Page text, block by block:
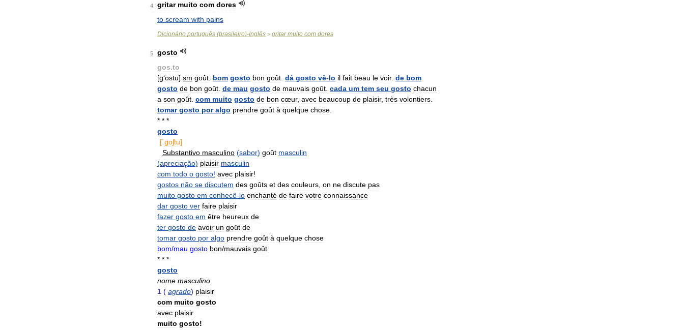
4 gritar muito com dores
to scream with pains
Dicionário português (brasileiro)-Inglês > gritar muito com dores
5
gosto
gos.to
[g‘ostu] sm goût bom gosto bon goût dá gosto vê-lo il fait beau le voir. de bom
gosto de bon goût de mau gosto de mauvais goût cada um tem seu gosto chacun
a son goût com muito gosto de bon cœur, avec beaucoup de plaisir, très volontiers
tomar gosto por algo prendre goût à quelque chose
* * *
gosto
[`goʃtu]
Substantivo masculino (sabor) goût masculin
(apreciação) plaisir masculin
com todo o gosto! avec plaisir!
gostos não se discutem des goûts et des couleurs on ne discute pas
muito gosto em conhecê-lo enchanté de faire votre connaissance
dar gosto ver faire plaisir
fazer gosto em être heureux de
ter gosto de avoir un goût de
tomar gosto por algo prendre goût à quelque chose
bom/mau gosto bon/mauvais goût
* * *
gosto
nome masculino
1 ( agrado) plaisir
com muito gosto
avec plaisir
muito gosto!